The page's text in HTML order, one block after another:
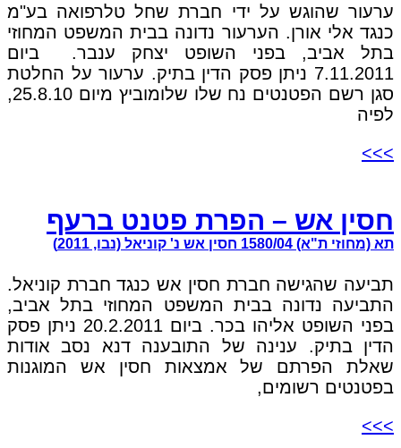
ערעור שהוגש על ידי חברת שחל טלרפואה בע"מ
כנגד אלי אורן. הערעור נדונה בבית המשפט המחוזי
בתל אביב, בפני השופט יצחק ענבר. ביום
7.11.2011 ניתן פסק הדין בתיק. ערעור על החלטת
סגן רשם הפטנטים נח שלו שלומוביץ מיום 25.8.10,
לפיה
>>>
חסין אש – הפרת פטנט ברעף
תא (מחוזי ת"א) 1580/04 חסין אש נ' קוניאל (נבו, 2011)
תביעה שהגישה חברת חסין אש כנגד חברת קוניאל.
התביעה נדונה בבית המשפט המחוזי בתל אביב,
בפני השופט אליהו בכר. ביום 20.2.2011 ניתן פסק
הדין בתיק. ענינה של התובענה דנא נסב אודות
שאלת הפרתם של אמצאות חסין אש המוגנות
בפטנטים רשומים,
>>>